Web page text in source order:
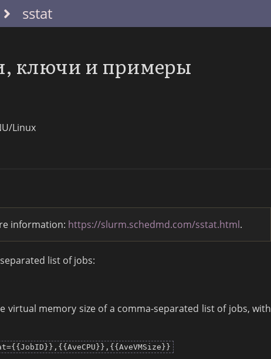
sstat
ключи и примеры
Linux
information: https://slurm.schedmd.com/sstat.html.
list of jobs:
virtual memory size of a comma-separated list of jobs, with